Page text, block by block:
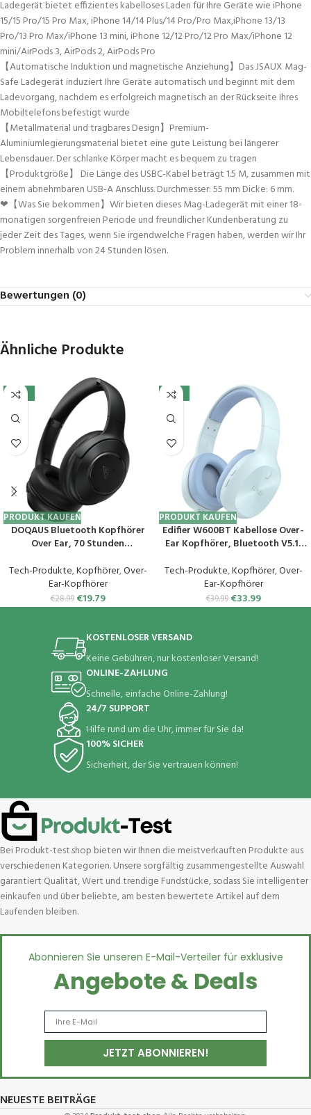
Ladegerät bietet effizientes kabelloses Laden für Ihre Geräte wie iPhone
15/15 Pro/15 Pro Max, iPhone 14/14 Plus/14 Pro/Pro Max,iPhone 13/13
Pro/13 Pro Max/iPhone 13 mini, iPhone 12/12 Pro/12 Pro Max/iPhone 12
mini/AirPods 3, AirPods 2, AirPods Pro
【Automatische Induktion und magnetische Anziehung】Das JSAUX Mag-
Safe Ladegerät induziert Ihre Geräte automatisch und beginnt mit dem
Ladevorgang, nachdem es erfolgreich magnetisch an der Rückseite Ihres
Mobiltelefons befestigt wurde
【Metallmaterial und tragbares Design】Premium-
Aluminiumlegierungsmaterial bietet eine gute Leistung bei längerer
Lebensdauer. Der schlanke Körper macht es bequem zu tragen
【Produktgröße】 Die Länge des USBC-Kabel beträgt 1.5 M, zusammen mit
einem abnehmbaren USB-A Anschluss. Durchmesser: 55 mm Dicke: 6 mm.
❤【Was Sie bekommen】Wir bieten dieses Mag-Ladegerät mit einer 18-
monatigen sorgenfreien Periode und freundlicher Kundenberatung zu
jeder Zeit des Tages, wenn Sie irgendwelche Fragen haben, werden wir Ihr
Problem innerhalb von 24 Stunden lösen.
Bewertungen (0)
Ähnliche Produkte
-32%
PRODUKT KAUFEN
DOQAUS Bluetooth Kopfhörer
Over Ear, 70 Stunden
Bluetooth mit 3 EQ-Modi,HiFi-
Stereo Faltbares Bluetooth 5.3
Wireless Headphones für
Reisen/Büro/Handy/PC-Schwarz
Tech-Produkte,Kopfhörer,Over-
Ear-Kopfhörer
€28.99 €19.79
-15%
PRODUKT KAUFEN
Edifier W600BT Kabellose Over-
Ear Kopfhörer, Bluetooth V5.1,
Treiber, 30 Stunden
Wiedergabezeit, Verbindung mit
2 Geräten, Integriertes
Mikrofon, Leicht – Blau
Tech-Produkte,Kopfhörer,Over-
Ear-Kopfhörer
€39.99 €33.99
KOSTENLOSER VERSAND
Keine Gebühren, nur kostenloser Versand!
ONLINE-ZAHLUNG
Schnelle, einfache Online-Zahlung!
24/7 SUPPORT
Hilfe rund um die Uhr, immer für Sie da!
100% SICHER
Sicherheit, der Sie vertrauen können!
Bei Produkt-test.shop bieten wir Ihnen die meistverkauften Produkte aus
verschiedenen Kategorien. Unsere sorgfältig zusammengestellte Auswahl
garantiert Qualität, Wert und trendige Fundstücke, sodass Sie intelligenter
einkaufen und über beliebte, am besten bewertete Artikel auf dem
Laufenden bleiben.
Abonnieren Sie unseren E-Mail-Verteiler für exklusive
Angebote & Deals
NEUESTE BEITRÄGE